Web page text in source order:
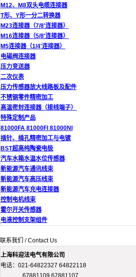
M12、M8双头电缆连接器
T形、Y形一分二转换器
M23连接器（7/8'连接器）
M16连接器（5/8'连接器）
M5连接器（1/4'连接器）
电磁阀连接器
压力变送器
二次仪表
压力传感器放大线路板及配件
不锈钢零件精密加工
高温密封连接器（接线端子）
特殊定制产品
81000FA 81000FI 81000NI
插针、插孔精密加工与电镀
BST超高纯陶瓷电极
汽车水箱水温水位传感器
新能源汽车通讯线束
新能源汽车高压线束
新能源汽车充电连接器
控制电机线束
霍尔开关传感器
电液控制支架组件
联系我们 / Contact Us
上海科迎法电气有限公司
电话：021-64822327 64822118
67881109 67881107